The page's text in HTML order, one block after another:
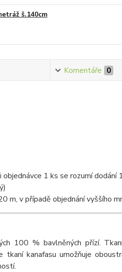
š.140cm
Komentáře 0
1 ks se rozumí
m, v případě objednání vyššího
100 % bavlněných přízí.
tkaní kanafasu umožňuje